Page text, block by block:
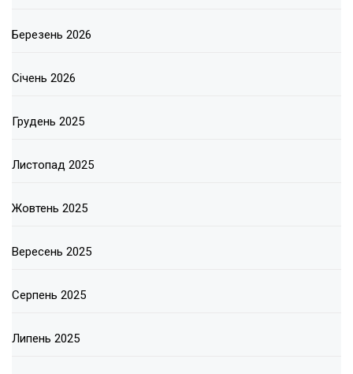
Березень 2026
Січень 2026
Грудень 2025
Листопад 2025
Жовтень 2025
Вересень 2025
Серпень 2025
Липень 2025